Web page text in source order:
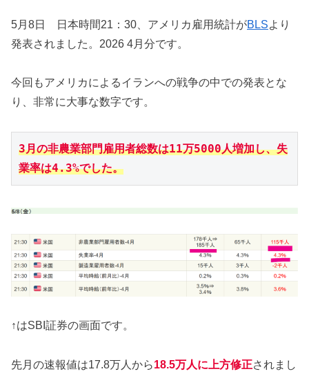
5月8日 日本時間21：30、アメリカ雇用統計がBLSより
発表されました。2026 4月分です。
今回もアメリカによるイランへの戦争の中での発表とな
り、非常に大事な数字です。
3月の非農業部門雇用者総数は11万5000人増加し、失
業率は4.3%でした。
↑はSBI証券の画面です。
先月の速報値は17.8万人から18.5万人に上方修正されまし